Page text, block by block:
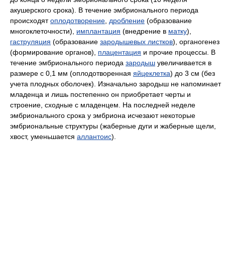
акушерского срока). В течение эмбрионального периода
происходятоплодотворение дробление (образование
многоклеточности), имплантация (внедрение в матку),
гаструляция (образование зародышевых листков), органогенез
(формирование органов), плацентация и прочие процессы. В
течение эмбрионального периода зародыш увеличивается в
размере с 0,1 мм (оплодотворенная яйцеклетка) до 3 см (без
учета плодных оболочек). Изначально зародыш не напоминает
младенца и лишь постепенно он приобретает черты и
строение, сходные с младенцем. На последней неделе
эмбрионального срока у эмбриона исчезают некоторые
эмбриональные структуры (жаберные дуги и жаберные щели,
хвост, уменьшается аллантоис).